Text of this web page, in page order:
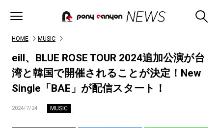
HOME MUSIC
eill、BLUE ROSE TOUR 2024追加公演が台
湾と韓国で開催されることが決定！New
Single「BAE」が配信スタート！
2024/7/24 MUSIC